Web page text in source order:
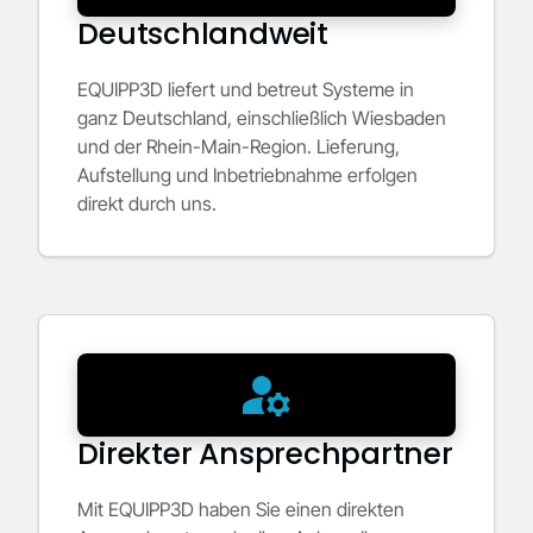
Deutschlandweit
EQUIPP3D liefert und betreut Systeme in
ganz Deutschland, einschließlich Wiesbaden
und der Rhein-Main-Region. Lieferung,
Aufstellung und Inbetriebnahme erfolgen
direkt durch uns.
Direkter Ansprechpartner
Mit EQUIPP3D haben Sie einen direkten